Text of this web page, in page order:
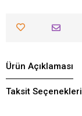
Ürün Açıklaması
Taksit Seçenekleri